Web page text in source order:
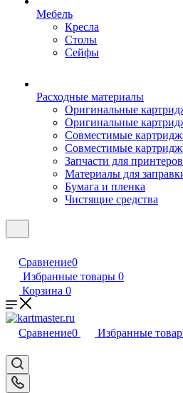
Мебель
Кресла
Столы
Сейфы
Расходные материалы
Оригинальные
Оригинальные
Совместимые
Совместимые
Запчасти для принтеров
Материалы для
Бумага и пленка
Чистящие средства
Сравнение0
Избранные товары 0
Корзина 0
Сравнение0 Избранные